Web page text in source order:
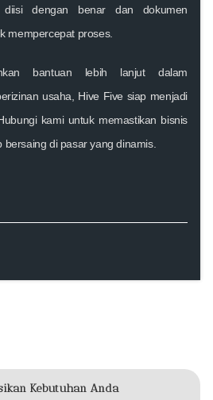
dengan benar dan dokumen
mempercepat proses.
bantuan lebih lanjut dalam
usaha, Hive Five siap menjadi
kami untuk memastikan bisnis
di pasar yang dinamis.
Kebutuhan Anda